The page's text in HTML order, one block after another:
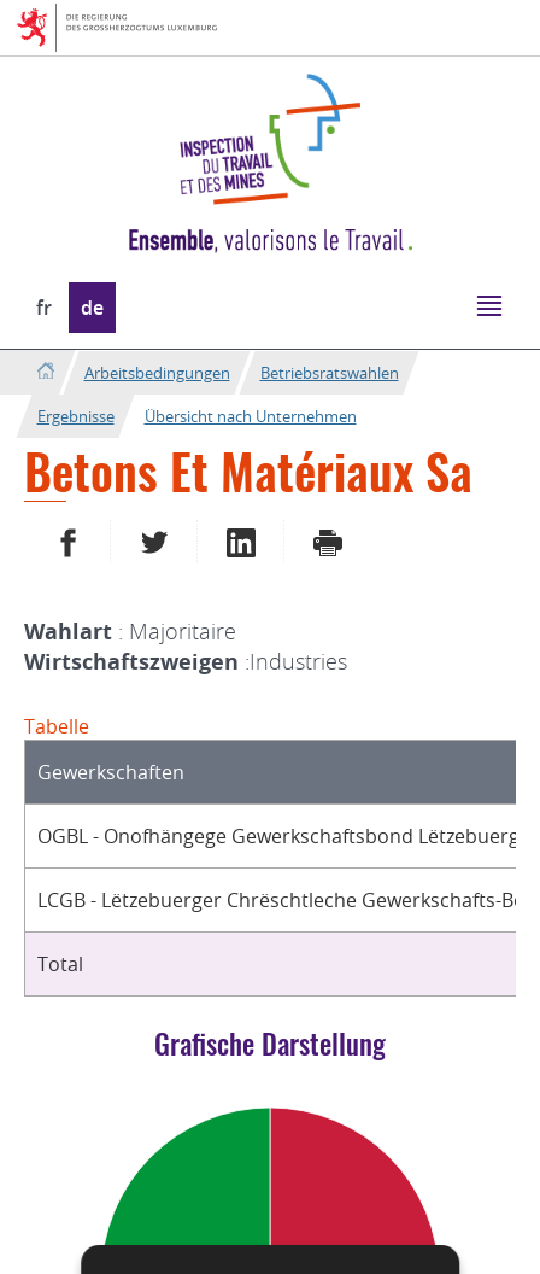
Zur
Navigation
Zum
Inhalt
Sprache
wechseln
fr de
Arbeitsbedingungen
Betriebsratswahlen
Ergebnisse
Übersicht nach Unternehmen
Betons Et Matériaux Sa
AUF FACEBOOK TEILENAUF TWITTER TEILENAUF LINKEDIN TEILEN
DRUCKEN
Wahlart : Majoritaire
Wirtschaftszweigen :Industries
Tabelle
Gewerkschaften
OGBL - Onofhängege Gewerkschaftsbond
LCGB - Lëtzebuerger Chrëschtleche Gewerkschafts-
Total
Grafische Darstellung